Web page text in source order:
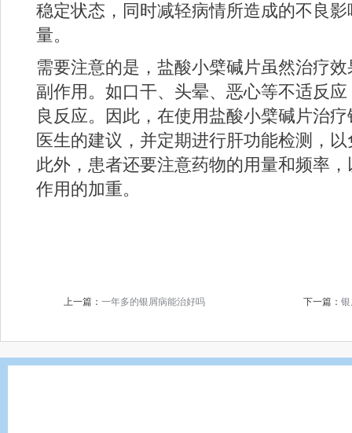
稳定状态，同时减轻病情所造成的不良
量。
需要注意的是，盐酸小檗碱片虽然治疗
副作用。如口干、头晕、恶心等不适反
良反应。因此，在使用盐酸小檗碱片治
医生的建议，并定期进行肝功能检测，
此外，患者还要注意药物的用量和频率
作用的加重。
上一篇： 一年多的银屑病能治好吗 下一篇：